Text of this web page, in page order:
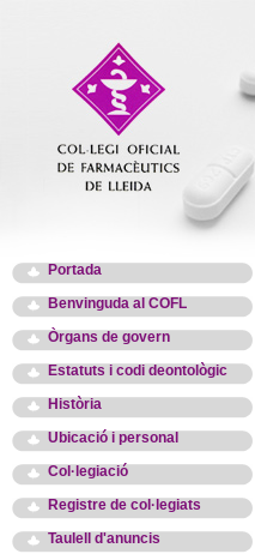
Portada
Benvinguda al COFL
Òrgans de govern
Estatuts i codi deontològic
Història
Ubicació i personal
Col·legiació
Registre de col·legiats
Taulell d'anuncis